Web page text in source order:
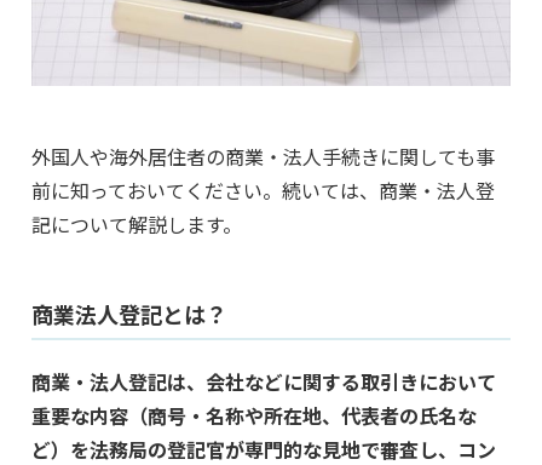
外国人や海外居住者の商業・法人手続きに関しても事
前に知っておいてください。続いては、商業・法人登
記について解説します。
商業法人登記とは？
商業・法人登記は、会社などに関する取引きにおいて
重要な内容（商号・名称や所在地、代表者の氏名な
ど）を法務局の登記官が専門的な見地で審査し、コン